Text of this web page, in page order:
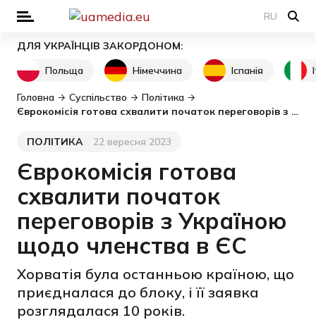
RU
ДЛЯ УКРАЇНЦІВ ЗАКОРДОНОМ:
Польща
Німеччина Іспанія
Головна Суспільство
Політика
Єврокомісія готова схвалити початок переговорів з Україною щодо членства в ЄС
Категорія
ПОЛІТИКА
Дата публікації22 вересня 2023
Єврокомісія готова
схвалити початок
переговорів з Україною
щодо членства в ЄС
Хорватія була останньою країною, що
приєдналася до блоку, і її заявка
розглядалася 10 років.